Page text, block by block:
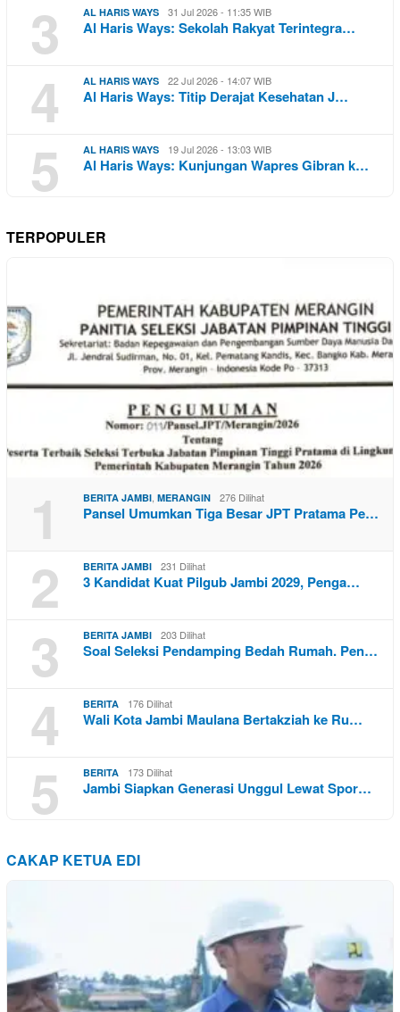
3
AL HARIS WAYS 31 Jul 2026 - 11:35 WIB
Al Haris Ways: Sekolah Rakyat Terintegra…
4 AL HARIS WAYS 22 Jul 2026 - 14:07 WIB
Al Haris Ways: Titip Derajat Kesehatan J…
5 AL HARIS WAYS 19 Jul 2026 - 13:03 WIB
Al Haris Ways: Kunjungan Wapres Gibran k…
TERPOPULER
1 BERITA JAMBI MERANGIN 276 Dilihat
Pansel Umumkan Tiga Besar JPT Pratama Pe…
2 BERITA JAMBI 231 Dilihat
3 Kandidat Kuat Pilgub Jambi 2029, Penga…
3 BERITA JAMBI 203 Dilihat
Soal Seleksi Pendamping Bedah Rumah. Pen…
4 BERITA 176 Dilihat
Wali Kota Jambi Maulana Bertakziah ke Ru…
5 BERITA 173 Dilihat
Jambi Siapkan Generasi Unggul Lewat Spor…
CAKAP KETUA EDI